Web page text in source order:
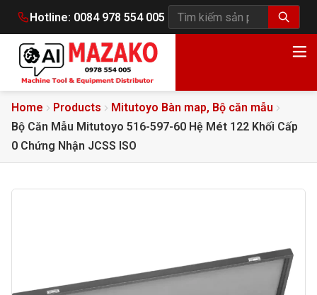
Hotline: 0084 978 554 005
Tìm kiếm sản phẩm
Home Products
Mitutoyo Bàn map, Bộ căn mẫu
Bộ Căn Mẫu Mitutoyo 516-597-60 Hệ Mét 122 Khối Cấp
0 Chứng Nhận JCSS ISO